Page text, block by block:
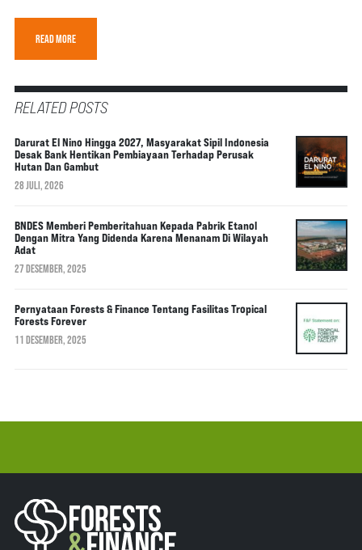
READ MORE
RELATED POSTS
Darurat El Nino Hingga 2027, Masyarakat Sipil Indonesia
Desak Bank Hentikan Pembiayaan Terhadap Perusak
Hutan Dan Gambut
28 JULI, 2026
BNDES Memberi Pemberitahuan Kepada Pabrik Etanol
Dengan Mitra Yang Didenda Karena Menanam Di Wilayah
Adat
27 DESEMBER, 2025
Pernyataan Forests & Finance Tentang Fasilitas Tropical
Forests Forever
11 DESEMBER, 2025